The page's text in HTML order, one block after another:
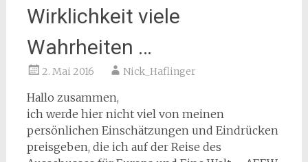
Wirklichkeit viele
Wahrheiten …
2. Mai 2016 Nick_Haflinger
Hallo zusammen,
ich werde hier nicht viel von meinen
persönlichen Einschätzungen und Eindrücken
preisgeben, die ich auf der Reise des